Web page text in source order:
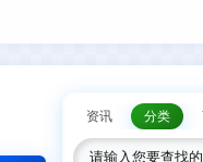
资讯 分类